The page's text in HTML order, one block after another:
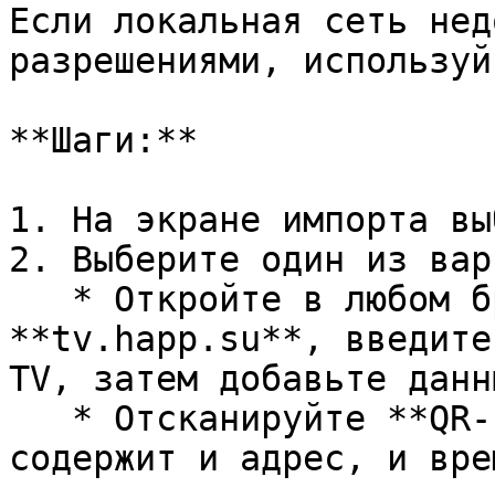
Если локальная сеть
разрешениями,
**Шаги:**
1. На экране импорта
2. Выберите один из
**tv.happ.su**,
TV, затем добавьте
содержит и адрес, и